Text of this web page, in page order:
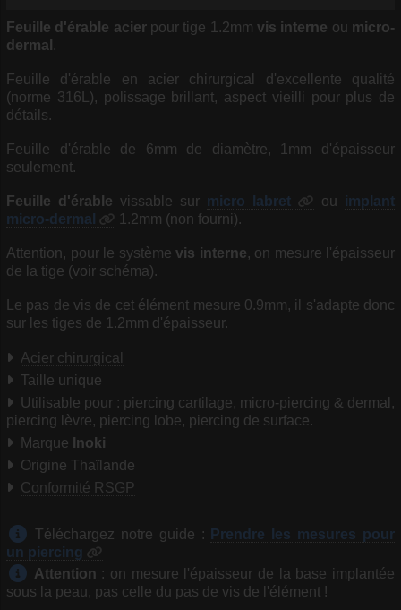
Feuille d'érable acierpour tige 1.2mmvis interne ou micro-
dermal .
Feuille d'érable en acier chirurgical d'excellente qualité
(norme 316L), polissage brillant, aspect vieilli pour plus de
détails.
Feuille d'érable de 6mm de diamètre, 1mm d'épaisseur
seulement.
Feuille d'érable vissable sur micro labret ou implant
micro-dermal
1.2mm (non fourni).
Attention, pour le système vis interne, on mesure l'épaisseur
de la tige (voir schéma).
Le pas de vis de cet élément mesure 0.9mm, il s'adapte donc
sur les tiges de 1.2mm d'épaisseur.
Acier chirurgical
Taille unique
Utilisable pour : piercing cartilage, micro-piercing & dermal,
piercing lèvre, piercing lobe, piercing de surface.
Marque Inoki
Origine Thaïlande
Conformité RSGP
Téléchargez notre guide :
Prendre les mesures pour
un piercing
Attention : on mesure l'épaisseur de la base implantée
sous la peau, pas celle du pas de vis de l'élément !